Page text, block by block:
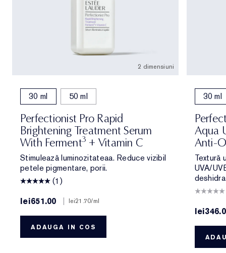
2 dimensiuni
30 ml 50 ml
Perfectionist Pro Rapid
Brightening Treatment Serum
With Ferment3 + Vitamin C
Stimulează luminozitateaa. Reduce vizibil
petele pigmentare, porii.
(1)
lei651.00
| lei21.70/ml
ADAUGA IN COS
30 ml
Aqua
Anti-
Textură
UVA/